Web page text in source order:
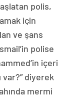
polis,
için
ve şans
polise
içeri
var?” diyerek
mermi